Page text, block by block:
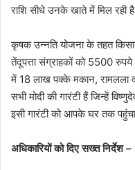
राशि सीधे उनके खाते में मिल रही
कृषक उन्नति योजना के तहत
तेंदूपत्ता संग्राहकों को 5500 रुपये
में 18 लाख पक्के मकान, रामलला
सभी मोदी की गारंटी हैं जिन्हें
इसी गारंटी को आपके घर तक
अधिकारियों को दिए सख्त निर्देश